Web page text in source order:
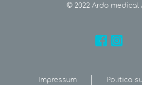
© 2022 Ardo medical
Impressum Politica